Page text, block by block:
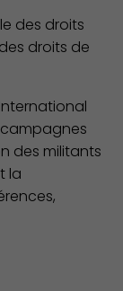
des droits
droits de
des militants
la